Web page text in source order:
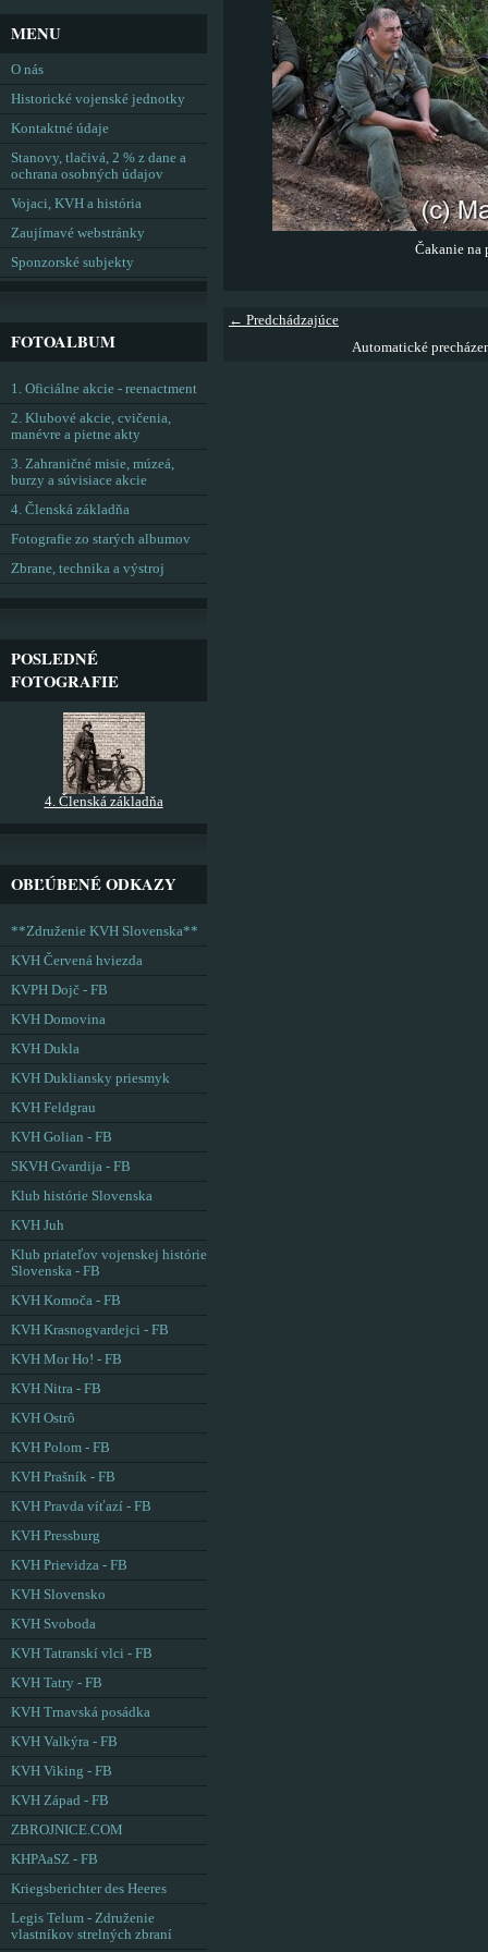
Čakanie na
← Predchádzajúce
Automatické
MENU
O nás
Historické vojenské jednotky
Kontaktné údaje
Stanovy, tlačivá, 2 % z dane a
ochrana osobných údajov
Vojaci, KVH a história
Zaujímavé webstránky
Sponzorské subjekty
FOTOALBUM
1. Oficiálne akcie - reenactment
2. Klubové akcie, cvičenia,
manévre a pietne akty
3. Zahraničné misie, múzeá,
burzy a súvisiace akcie
4. Členská základňa
Fotografie zo starých albumov
Zbrane, technika a výstroj
POSLEDNÉ
FOTOGRAFIE
4. Členská základňa
OBĽÚBENÉ ODKAZY
**Združenie KVH Slovenska**
KVH Červená hviezda
KVPH Dojč - FB
KVH Domovina
KVH Dukla
KVH Dukliansky priesmyk
KVH Feldgrau
KVH Golian - FB
SKVH Gvardija - FB
Klub histórie Slovenska
KVH Juh
Klub priateľov vojenskej histórie
Slovenska - FB
KVH Komoča - FB
KVH Krasnogvardejci - FB
KVH Mor Ho! - FB
KVH Nitra - FB
KVH Ostrô
KVH Polom - FB
KVH Prašník - FB
KVH Pravda víťazí - FB
KVH Pressburg
KVH Prievidza - FB
KVH Slovensko
KVH Svoboda
KVH Tatranskí vlci - FB
KVH Tatry - FB
KVH Trnavská posádka
KVH Valkýra - FB
KVH Viking - FB
KVH Západ - FB
ZBROJNICE.COM
KHPAaSZ - FB
Kriegsberichter des Heeres
Legis Telum - Združenie
vlastníkov strelných zbraní